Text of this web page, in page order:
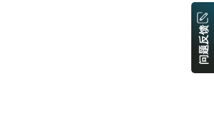
问题反馈